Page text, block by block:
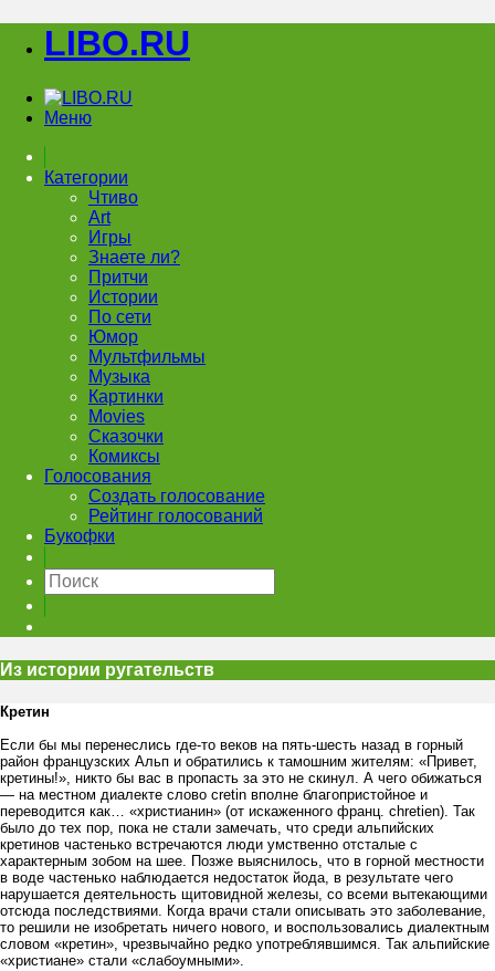
LIBO.RU
Меню
Категории
Чтиво
Art
Игры
Знаете ли?
Притчи
Истории
По сети
Юмор
Мультфильмы
Музыка
Картинки
Movies
Сказочки
Комиксы
Голосования
Создать голосование
Рейтинг голосований
Букофки
Из истории ругательств
Кретин
Если бы мы перенеслись где-то веков на пять-шесть назад в горный
район французских Альп и обратились к тамошним жителям: «Привет,
кретины!», никто бы вас в пропасть за это не скинул. А чего обижаться
— на местном диалекте слово cretin вполне благопристойное и
переводится как… «христианин» (от искаженного франц. chretien). Так
было до тех пор, пока не стали замечать, что среди альпийских
кретинов частенько встречаются люди умственно отсталые с
характерным зобом на шее. Позже выяснилось, что в горной местности
в воде частенько наблюдается недостаток йода, в результате чего
нарушается деятельность щитовидной железы, со всеми вытекающими
отсюда последствиями. Когда врачи стали описывать это заболевание,
то решили не изобретать ничего нового, и воспользовались диалектным
словом «кретин», чрезвычайно редко употреблявшимся. Так альпийские
«христиане» стали «слабоумными».